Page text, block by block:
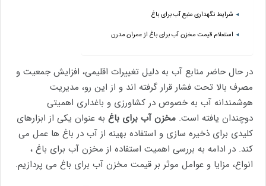
شرایط نگهداری منبع آب برای باغ
استعلام قیمت مخزن آب برای باغ از عمران مدرن
در حال حاضر منابع آب به دلیل تغییرات اقلیمی، افزایش جمعیت و
مصرف بالا تحت فشار قرار گرفته‌ اند و از این رو، مدیریت
هوشمندانه آب به خصوص در کشاورزی و باغداری اهمیتی
دوچندان یافته است.مخزن آب برای باغ به عنوان یکی از ابزارهای
کلیدی برای ذخیره ‌سازی و استفاده بهینه از آب در باغ ‌ها عمل می
کند. در ادامه به بررسی اهمیت استفاده از مخزن آب برای باغ ،
انواع، مزایا و عوامل موثر بر قیمت مخزن آب برای باغ می ‌پردازیم.